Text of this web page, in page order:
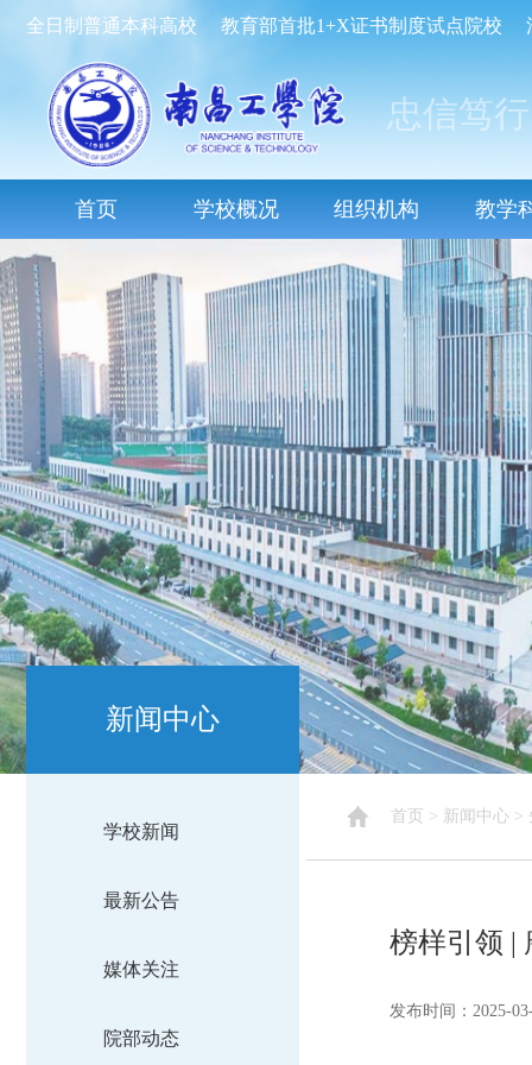
全日制普通本科高校 教育部首批1+X证书制度试点院校
忠信笃行
首页 学校概况 组织机构 教学
新闻中心
学校新闻
最新公告
媒体关注
院部动态
首页 > 新闻中心 >
榜样引领 |
发布时间：2025-